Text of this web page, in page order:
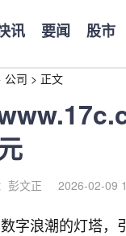
讯 要闻 股市
公司 > 正文
彭文正 2026-02-09
字浪潮的灯塔，